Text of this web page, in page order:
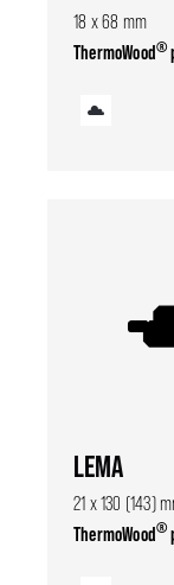
18 x 68 mm
ThermoWood®
LEMA
21 x 130 (143)
ThermoWood®